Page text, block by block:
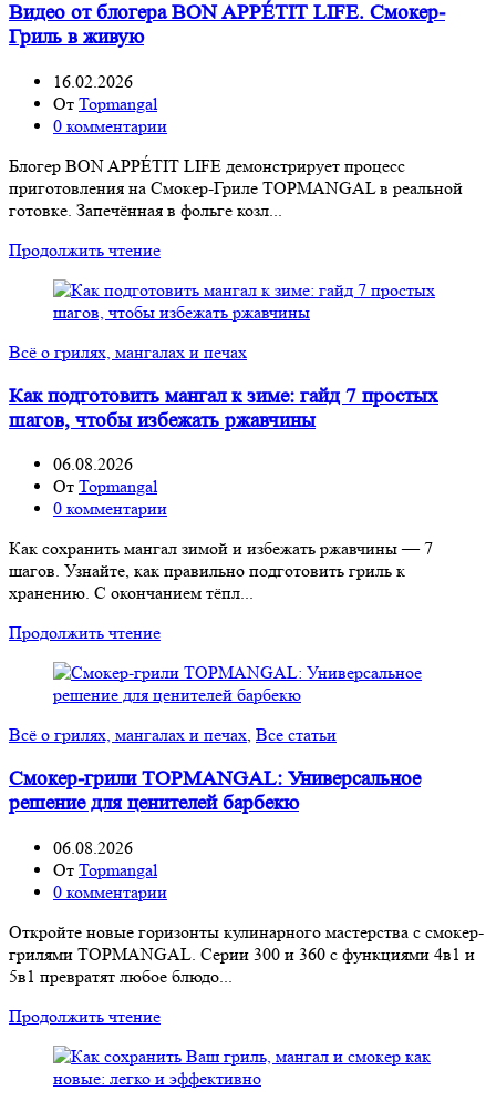
Видео от блогера BON APPÉTIT LIFE. Смокер-
Гриль в живую
16.02.2026
От Topmangal
0 комментарии
Блогер BON APPÉTIT LIFE демонстрирует процесс
приготовления на Смокер-Гриле TOPMANGAL в реальной
готовке. Запечённая в фольге козл...
Продолжить чтение
Всё о грилях, мангалах и печах
Как подготовить мангал к зиме: гайд 7 простых
шагов, чтобы избежать ржавчины
06.08.2026
От Topmangal
0 комментарии
Как сохранить мангал зимой и избежать ржавчины — 7
шагов. Узнайте, как правильно подготовить гриль к
хранению. С окончанием тёпл...
Продолжить чтение
Всё о грилях, мангалах и печах, Все статьи
Смокер-грили TOPMANGAL: Универсальное
решение для ценителей барбекю
06.08.2026
От Topmangal
0 комментарии
Откройте новые горизонты кулинарного мастерства с смокер-
грилями TOPMANGAL. Серии 300 и 360 с функциями 4в1 и
5в1 превратят любое блюдо...
Продолжить чтение